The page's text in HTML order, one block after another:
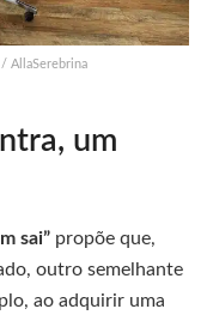
AllaSerebrina
um
sai” propõe que,
outro semelhante
ao adquirir uma